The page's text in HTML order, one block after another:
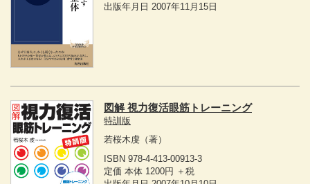
出版年月日 2007年11月15日
図解 視力復活眼筋トレーニング
特訓版
若桜木虔 （著）
ISBN 978-4-413-00913-3
定価 本体 1200円 ＋税